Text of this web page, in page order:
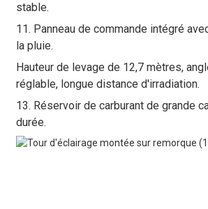
stable.
11. Panneau de commande intégré
la pluie.
Hauteur de levage de 12,7 mètres,
réglable, longue distance d'irradiation.
13. Réservoir de carburant de grande
durée.